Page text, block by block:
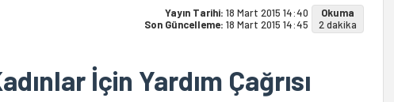
Yayın Tarihi: 18 Mart 2015 14:40
Son Güncelleme: 18 Mart 2015 14:45
Okuma
2 dakika
İçin Yardım Çağrısı